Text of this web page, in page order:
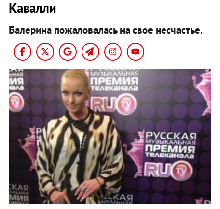
Кавалли
Балерина пожаловалась на свое несчастье.